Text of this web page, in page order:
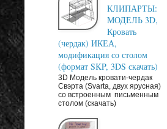
КЛИПАРТЫ:
МОДЕЛЬ 3D,
Кровать
(чердак) ИКЕА,
модификация со столом
(формат SKP, 3DS скачать)
3D Модель кровати-чердак
Свэрта (Svarta, двух ярусная)
со встроенным письменным
столом (скачать)